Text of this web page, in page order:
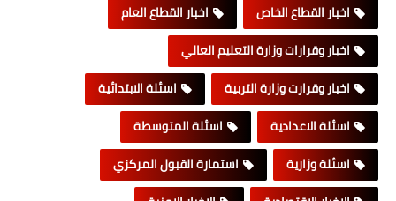
اخبار القطاع الخاص
اخبار القطاع العام
اخبار وقرارات وزارة التعليم العالي
اخبار وقرارت وزارة التربية
اسئلة الابتدائية
اسئلة الاعدادية
اسئلة المتوسطة
اسئلة وزارية
استمارة القبول المركزي